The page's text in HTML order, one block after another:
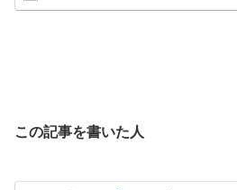
この記事を書いた人